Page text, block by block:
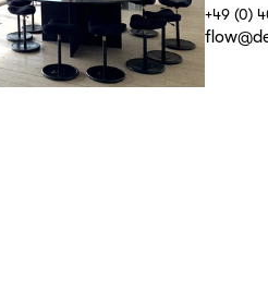
+49 (0)